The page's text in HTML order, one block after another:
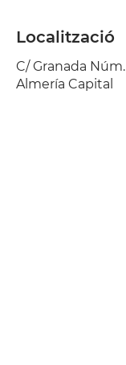
Localització
C/ Granada
Almería Capital